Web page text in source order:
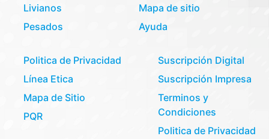
Livianos
Pesados
Mapa de sitio
Ayuda
Politica de Privacidad
Línea Etica
Mapa de Sitio
PQR
Suscripción Digital
Suscripción Impresa
Terminos y
Condiciones
Politica de Privacidad